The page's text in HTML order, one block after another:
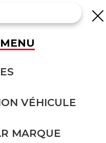
À PARIS
EN
MENU
VÉHICULE
MARQUE